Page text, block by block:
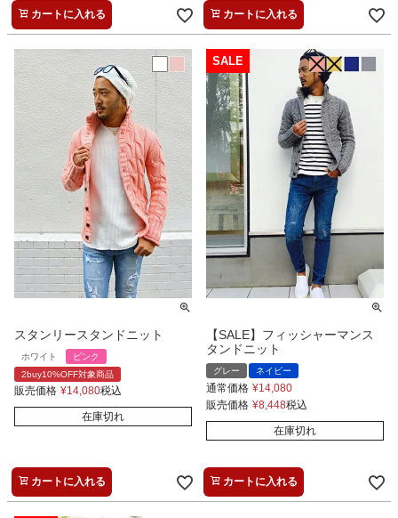
カートに入れる カートに入れる
スタンリースタンドニット
ホワイト
ピンク
2buy10%OFF対象商品
販売価格 ¥14,080税込
在庫切れ
カートに入れる
【SALE】フィッシャーマンス
タンドニット
グレー ネイビー
通常価格 ¥14,080
販売価格 ¥8,448税込
在庫切れ
カートに入れる